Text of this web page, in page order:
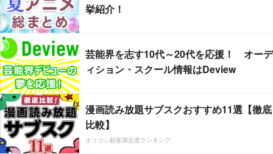
挙紹介！
芸能界を志す10代～20代を応援！ オーデ
ィション・スクール情報はDeview
漫画読み放題サブスクおすすめ11選【徹底
比較】
オリコン顧客満足度ランキング